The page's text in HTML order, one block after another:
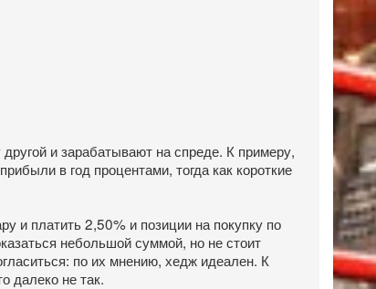
и зарабатывают на спреде. К примеру,
в год процентами, тогда как короткие
и платить 2,50% и позиции на покупку по
небольшой суммой, но не стоит
по их мнению, хедж идеален. К
далеко не так.